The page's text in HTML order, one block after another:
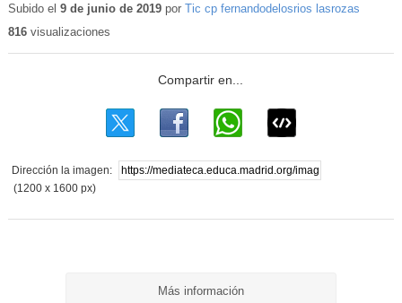
Subido el 9 de junio de 2019por Tic cp fernandodelosrios lasrozas
816visualizaciones
Dirección la imagen:
(1200 x 1600 px)
Más información